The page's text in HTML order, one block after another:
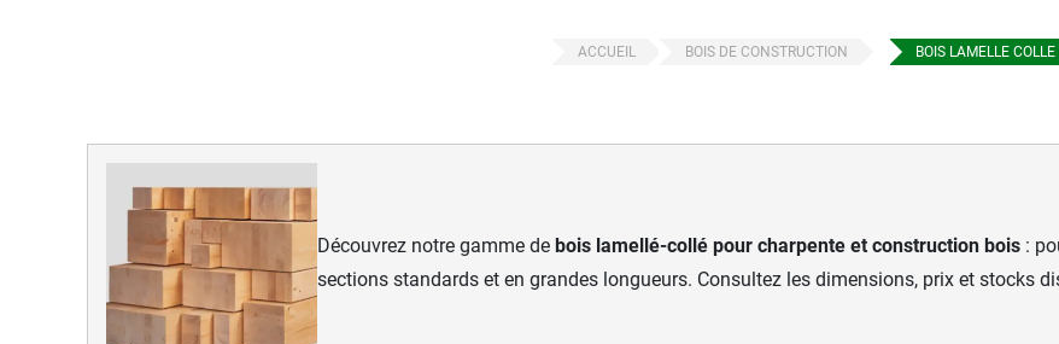
ACCUEIL BOIS DE CONSTRUCTION BOIS LAMELLE COLLE
Découvrez notre gamme debois lamellé-collé pour charpente et construction bois :
sections standards et en grandes longueurs. Consultez les dimensions, prix et stocks